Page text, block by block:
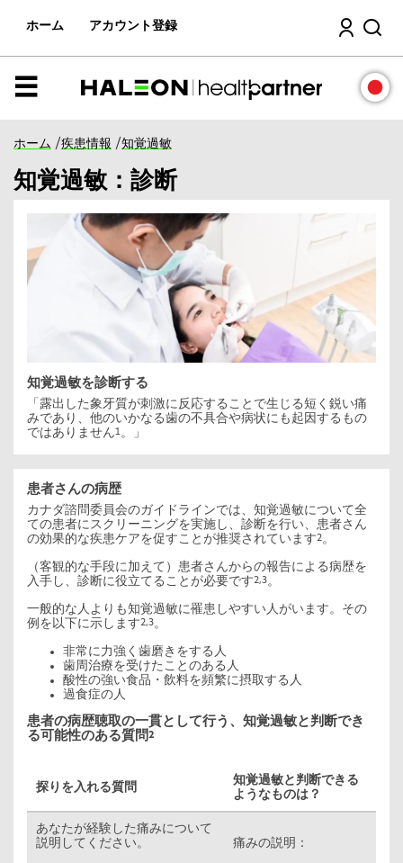
ホーム アカウント登録 検索
メ
ュ
ホーム /疾患情報 /知覚過敏
知覚過敏：診断
知覚過敏を診断する
「露出した象牙質が刺激に反応することで生じる短く鋭い痛
みであり、他のいかなる歯の不具合や病状にも起因するもの
ではありません1 。」
患者さんの病歴
カナダ諮問委員会のガイドラインでは、知覚過敏について全
ての患者にスクリーニングを実施し、診断を行い、患者さん
の効果的な疾患ケアを促すことが推奨されています2。
（客観的な手段に加えて）患者さんからの報告による病歴を
入手し、診断に役立てることが必要です2,3。
一般的な人よりも知覚過敏に罹患しやすい人がいます。その
例を以下に示します2,3。
非常に力強く歯磨きをする人
歯周治療を受けたことのある人
酸性の強い食品・飲料を頻繁に摂取する人
過食症の人
患者の病歴聴取の一貫として行う、知覚過敏と判断でき
る可能性のある質問 2
探りを入れる質問
知覚過敏と判断できる
ようなものは？
あなたが経験した痛みについて
説明してください。
痛みの説明：